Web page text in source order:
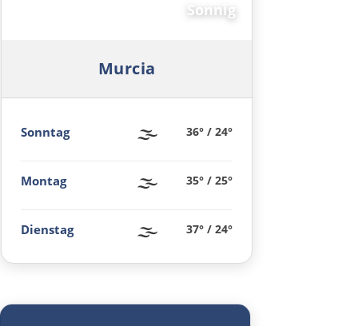
Zamora
Tordesillas
Arévalo
Guadarrama
Madrid
Guadalajara
Sonnig
Murcia
Sonntag 🌫️ 36° / 24°
Montag 🌫️ 35° / 25°
Dienstag 🌫️ 37° / 24°